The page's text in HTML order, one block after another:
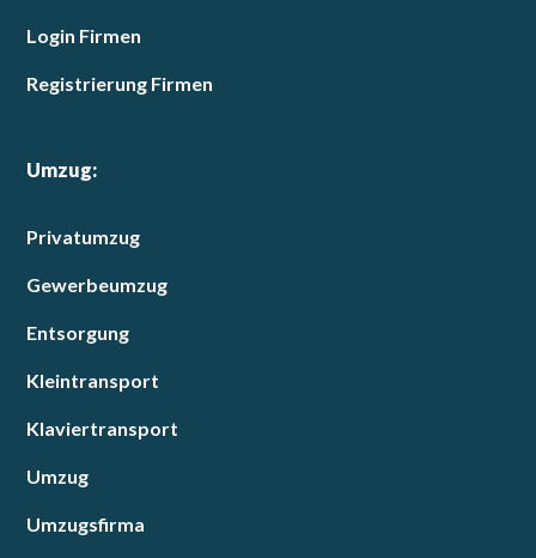
Login Firmen
Registrierung Firmen
Umzug:
Privatumzug
Gewerbeumzug
Entsorgung
Kleintransport
Klaviertransport
Umzug
Umzugsfirma